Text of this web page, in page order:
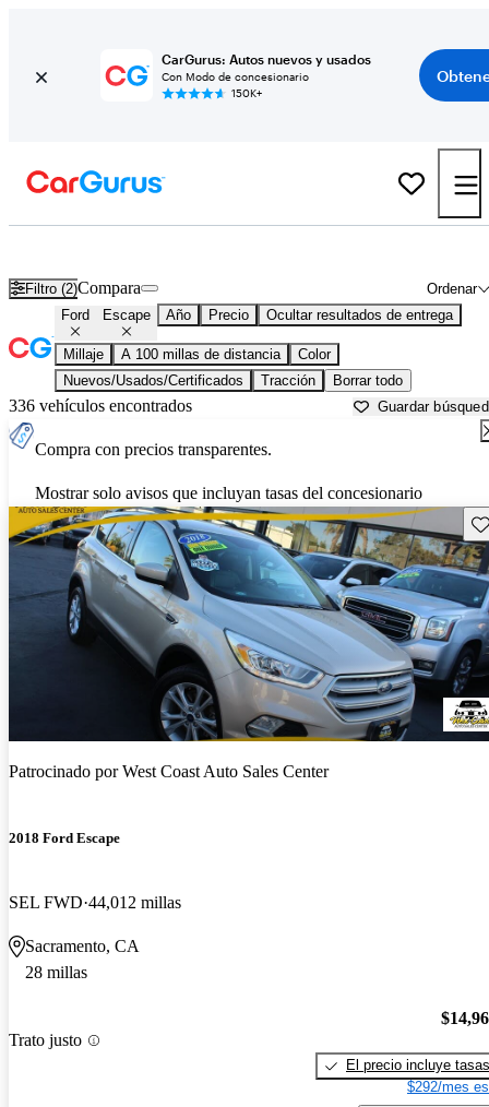
CarGurus: Autos nuevos y usados
Con Modo de concesionario
150K+
Filtro (2) Ordenar
Compara
Ford Escape Año Precio Ocultar resultados de entrega
Millaje A 100 millas de distancia
Color
Nuevos/Usados/Certificados
Tracción Borrar todo
336 vehículos encontrados Guardar
Compra con precios transparentes.
Mostrar solo avisos que incluyan tasas del concesionario
Patrocinado porWest Coast Auto Sales Center
2018 Ford Escape
SEL FWD 44,012 millas
Sacramento, CA
28 millas
Trato justo
El precio incluye tasas
$292/mes